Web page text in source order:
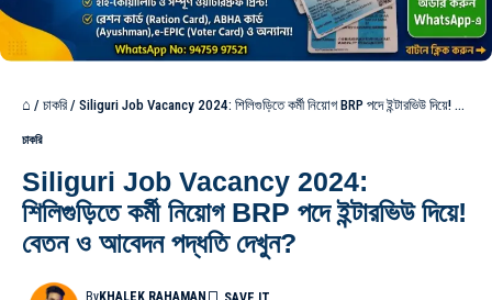
⌂ / চাকরি / Siliguri Job Vacancy 2024: শিলিগুড়িতে কর্মী নিয়োগ BRP পদে ইন্টারভিউ দিয়ে! বেতন ও আবেদন পদ্ধতি দেখুন?
চাকরি
Siliguri Job Vacancy 2024:
শিলিগুড়িতে কর্মী নিয়োগ BRP পদে ইন্টারভিউ দিয়ে!
বেতন ও আবেদন পদ্ধতি দেখুন?
ByKHALEK RAHAMAN